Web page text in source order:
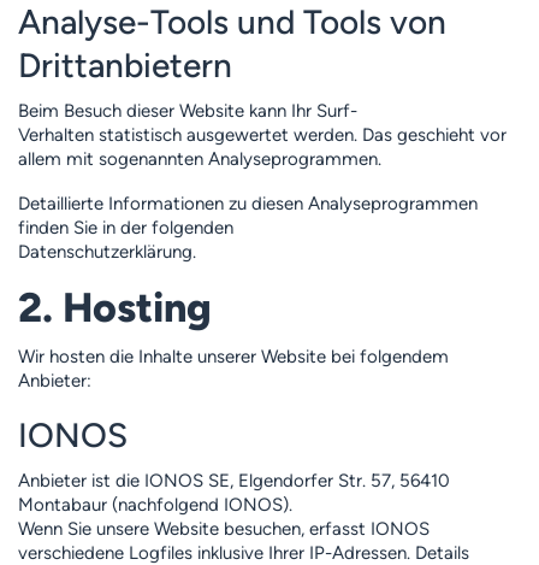
Analyse-Tools und Tools von
Dritt­anbietern
Beim Besuch dieser Website kann Ihr Surf-
Verhalten statistisch ausgewertet werden. Das geschieht vor
allem mit sogenannten Analyseprogrammen.
Detaillierte Informationen zu diesen Analyseprogrammen
finden Sie in der folgenden
Datenschutzerklärung.
2. Hosting
Wir hosten die Inhalte unserer Website bei folgendem
Anbieter:
IONOS
Anbieter ist die IONOS SE, Elgendorfer Str. 57, 56410
Montabaur (nachfolgend IONOS).
Wenn Sie unsere Website besuchen, erfasst IONOS
verschiedene Logfiles inklusive Ihrer IP-Adressen. Details